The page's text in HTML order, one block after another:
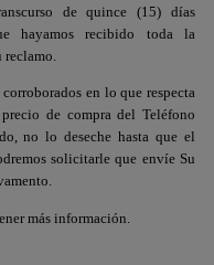
de quince (15) días
hayamos recibido toda la
reclamo.
en lo que respecta
de compra del Teléfono
no lo deseche hasta que el
solicitarle que envíe Su
más información.